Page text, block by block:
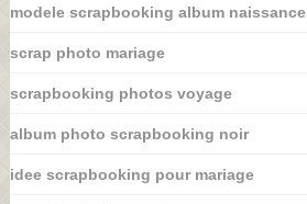
modele scrapbooking album naissance
scrap photo mariage
scrapbooking photos voyage
album photo scrapbooking noir
idee scrapbooking pour mariage